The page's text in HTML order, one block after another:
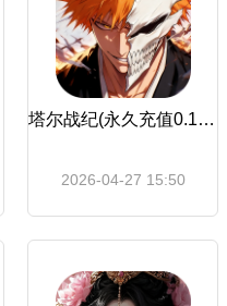
塔尔战纪(永久充值0.1折)
2026-04-27 15:50